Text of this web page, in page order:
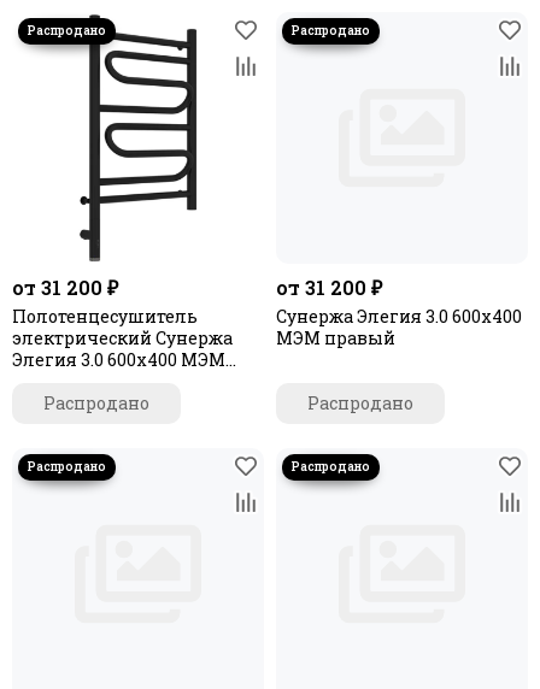
от 31 200 ₽
Полотенцесушитель
электрический Сунержа
Элегия 3.0 600х400 МЭМ
Распродано
от 31 200 ₽
Сунержа Элегия 3.0 600х400
МЭМ правый
Распродано